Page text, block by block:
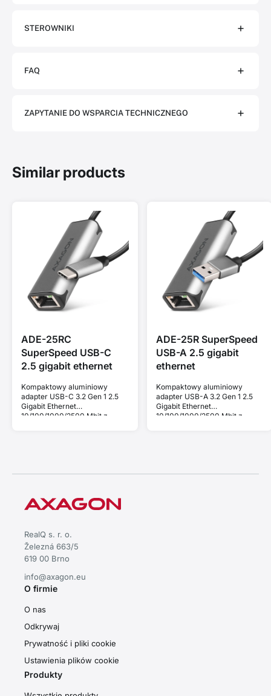
STEROWNIKI
FAQ
ZAPYTANIE DO WSPARCIA TECHNICZNEGO
Similar products
ADE-25RC
SuperSpeed USB-C
2.5 gigabit ethernet
Kompaktowy aluminiowy
adapter USB-C 3.2 Gen 1 2.5
Gigabit Ethernet
10/100/1000/2500 Mbit z
ADE-25R SuperSpeed
USB-A 2.5 gigabit
ethernet
Kompaktowy aluminiowy
adapter USB-A 3.2 Gen 1 2.5
Gigabit Ethernet
10/100/1000/2500 Mbit z
RealQ s. r. o.
Železná 663/5
619 00 Brno
info@axagon.eu
O firmie
O nas
Odkrywaj
Prywatność i pliki cookie
Ustawienia plików cookie
Produkty